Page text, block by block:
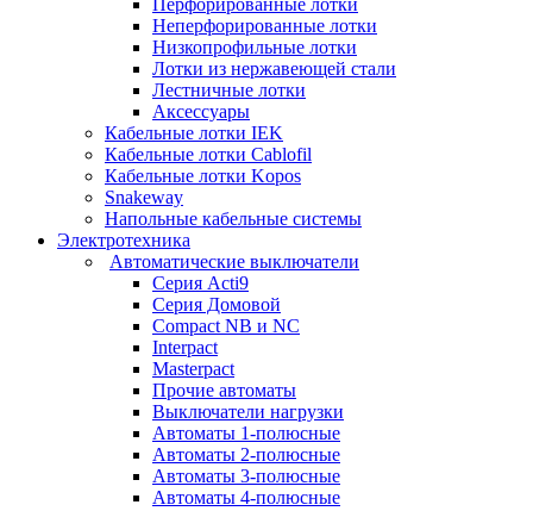
Неперфорированные лотки
Низкопрофильные лотки
Лотки из нержавеющей стали
Лестничные лотки
Аксессуары
Кабельные лотки IEK
Кабельные лотки Cablofil
Кабельные лотки Kopos
Snakeway
Напольные кабельные системы
Электротехника
Автоматические выключатели
Серия Acti9
Серия Домовой
Compact NB и NC
Interpact
Masterpact
Прочие автоматы
Выключатели нагрузки
Автоматы 1-полюсные
Автоматы 2-полюсные
Автоматы 3-полюсные
Автоматы 4-полюсные